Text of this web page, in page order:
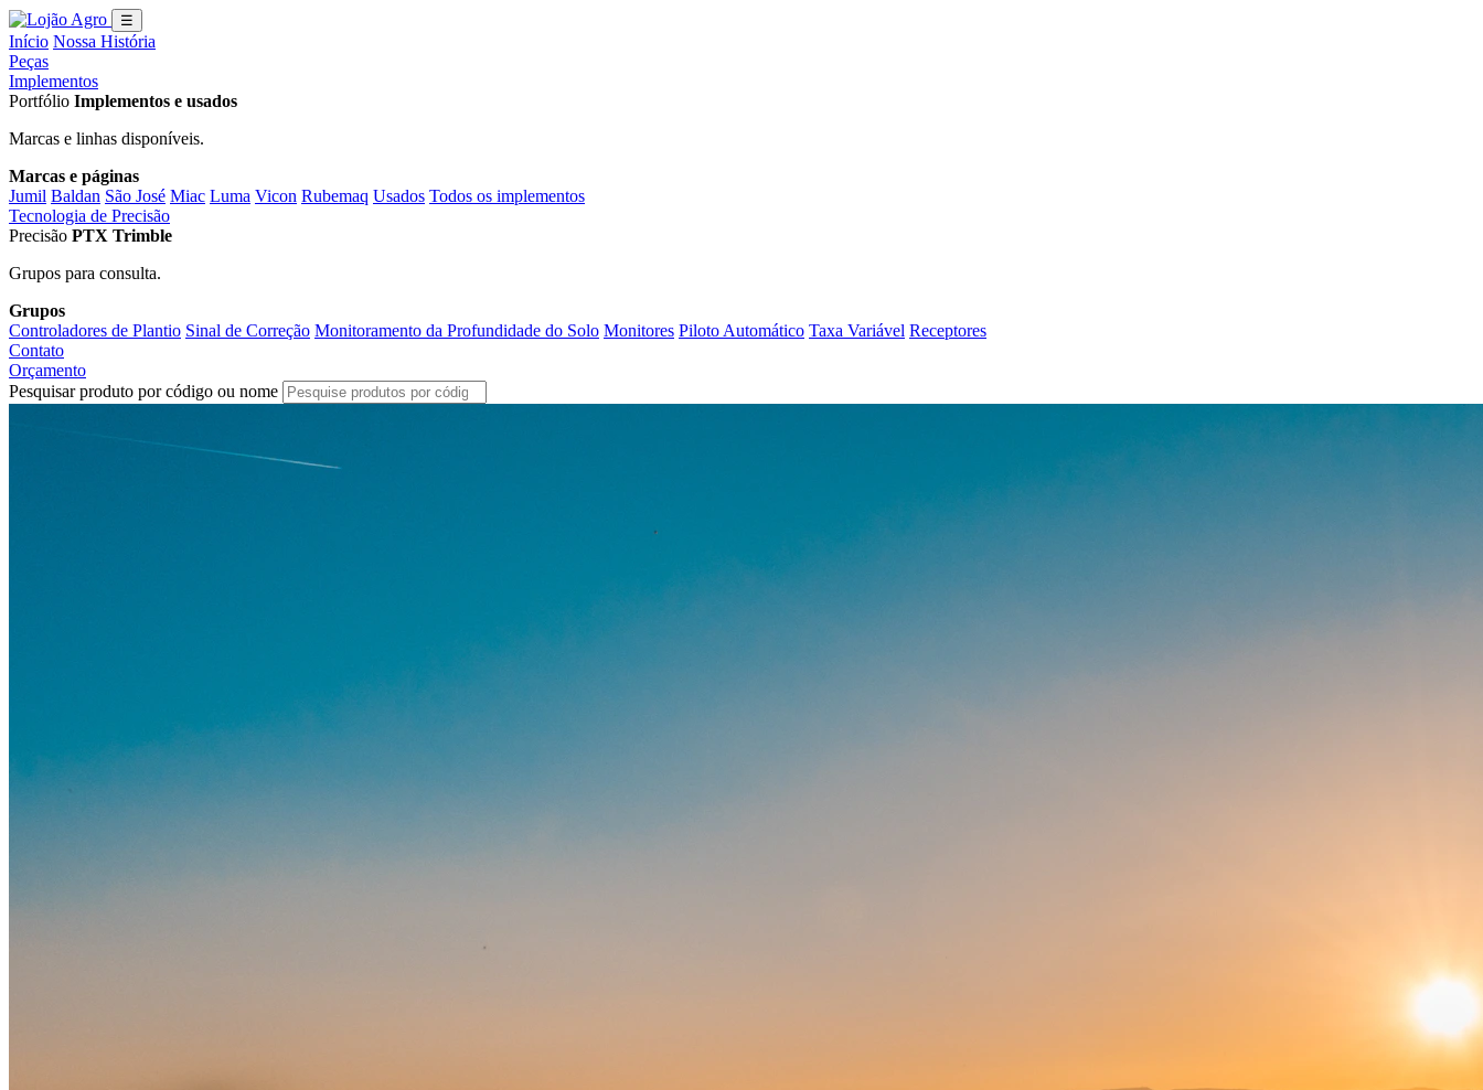
☰
Início Nossa História
Peças
Implementos
Portfólio Implementos e usados
Marcas e linhas disponíveis.
Marcas e páginas
Jumil Baldan São José Miac Luma Vicon Rubemaq Usados Todos os implementos
Tecnologia de Precisão
Precisão PTX Trimble
Grupos para consulta.
Grupos
Controladores de Plantio Sinal de Correção Monitoramento da Profundidade do Solo Monitores Piloto Automático Taxa Variável Receptores
Contato
Orçamento
Pesquisar produto por código ou nome